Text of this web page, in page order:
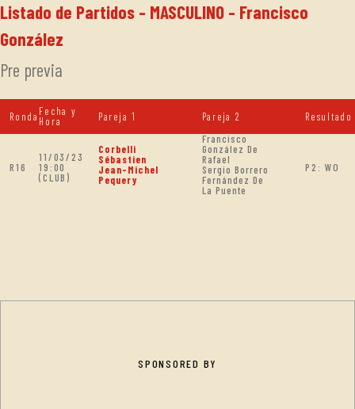
Listado de Partidos - MASCULINO - Francisco
González
Pre previa
Ronda Fecha y
Hora
Pareja 1 Pareja 2 Resultado
R16
11/03/23
19:00
(CLUB)
Corbelli
Sébastien
Jean-Michel
Pequery
Francisco
González De
Rafael
Sergio Borrero
Fernández De
La Puente
P2: WO
SPONSORED BY